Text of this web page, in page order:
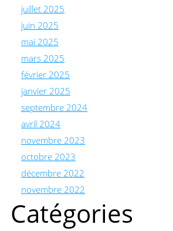
juillet 2025
juin 2025
mai 2025
mars 2025
février 2025
janvier 2025
septembre 2024
avril 2024
novembre 2023
octobre 2023
décembre 2022
novembre 2022
Catégories